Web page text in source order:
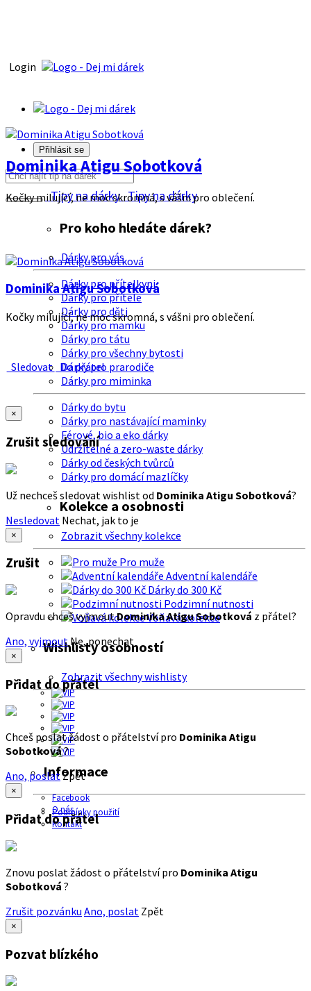
Login
Přihlásit se
Tipy na dárkyTipy na dárky
Pro koho hledáte dárek?
Dárky pro vás
Dárky pro přítelkyni
Dárky pro přítele
Dárky pro děti
Dárky pro mamku
Dárky pro tátu
Dárky pro všechny bytosti
Dárky pro prarodiče
Dárky pro miminka
Dárky do bytu
Dárky pro nastávající maminky
Férové, bio a eko dárky
Udržitelné a zero-waste dárky
Dárky od českých tvůrců
Dárky pro domácí mazlíčky
Kolekce a osobnosti
Zobrazit všechny kolekce
Pro muže
Adventní kalendáře
Dárky do 300 Kč
Podzimní nutnosti
Voňavá kolekce
Wishlisty osobností
Zobrazit všechny wishlisty
Informace
Facebook
O nás
Podmínky použití
Kontakt
Dominika Atigu Sobotková
Kočky milující, ne moc skromná, s vášni pro oblečení.
Dominika Atigu Sobotková
Kočky milující, ne moc skromná, s vášni pro oblečení.
Sledovat Do přátel
×
Zrušit sledování
Už nechceš sledovat wishlist od Dominika Atigu Sobotková?
Nesledovat Nechat, jak to je
×
Zrušit
Opravdu chceš vyjmoutDominika Atigu Sobotková z přátel?
Ano, vyjmout Ne, ponechat
×
Přidat do přátel
Chceš poslat žádost o přátelství pro Dominika Atigu
Sobotková?
Ano, poslatZpět
×
Přidat do přátel
Znovu poslat žádost o přátelství pro Dominika Atigu
Sobotková ?
Zrušit pozvánku Ano, poslat Zpět
×
Pozvat blízkého